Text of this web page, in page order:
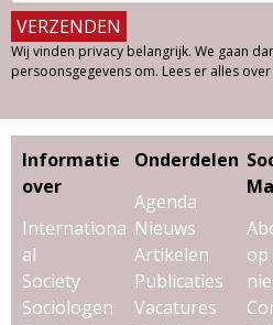
Wij vinden privacy belangrijk. We gaan
persoonsgegevens om. Lees er alles
Informatie
over
Internationa
al
Society
Sociologen
Onderdelen
Agenda
Nieuws
Artikelen
Publicaties
Vacatures
op